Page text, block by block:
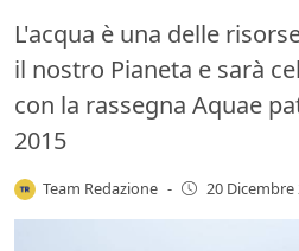
L'acqua è una delle
il nostro Pianeta e sarà
con la rassegna Aquae
2015
Team Redazione - 20 Dicembre